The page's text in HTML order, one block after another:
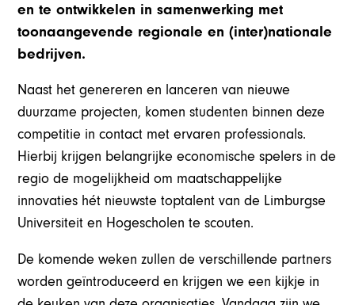
en te ontwikkelen in samenwerking met
toonaangevende regionale en (inter)nationale
bedrijven.
Naast het genereren en lanceren van nieuwe
duurzame projecten, komen studenten binnen deze
competitie in contact met ervaren professionals.
Hierbij krijgen belangrijke economische spelers in de
regio de mogelijkheid om maatschappelijke
innovaties hét nieuwste toptalent van de Limburgse
Universiteit en Hogescholen te scouten.
De komende weken zullen de verschillende partners
worden geïntroduceerd en krijgen we een kijkje in